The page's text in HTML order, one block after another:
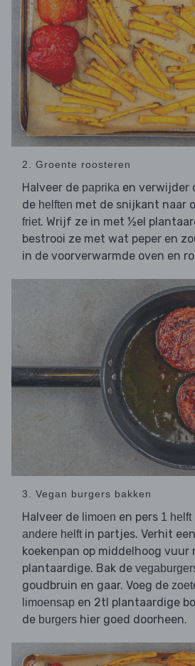
2. Groente roosteren
Halveer de paprika en verwijder
de helften met de snijkant naar
friet. Wrijf ze in met ½el
bestrooi ze met wat peper en
in de voorverwarmde oven en
3. Vegan burgers bakken
Halveer de limoen en pers 1 helft
andere helftin partjes. Verhit
koekenpan op middelhoog vuur
plantaardige. Bak de
goudbruin en gaar. Voeg de
limoensap en 2tl plantaardige
de burgers hier goed doorheen.